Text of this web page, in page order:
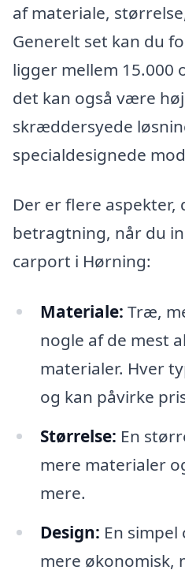
af materiale,
Generelt set kan du
ligger mellem 15.000
det kan også være
skræddersyede
specialdesignede
Der er flere aspekter,
betragtning, når du
carport i Hørning:
Materiale: Træ,
nogle af de mest
materialer. Hver
og kan påvirke
Størrelse: En
mere materialer
mere.
Design: En
mere økonomisk,